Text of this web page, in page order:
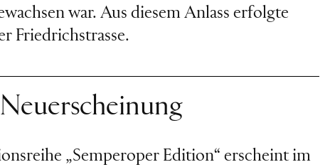
war. Aus diesem Anlass erfolgte
Friedrichstrasse.
Neuerscheinung
„Semperoper Edition“ erscheint im